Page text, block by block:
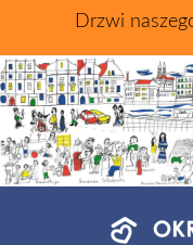
Drzwi